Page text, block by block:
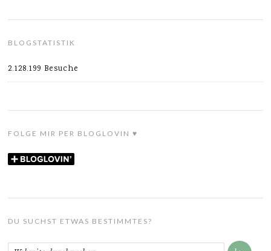
BLOGSTATISTIK
2.128.199 Besuche
FOLGE MIR PER BLOGLOVIN ♥
DU SUCHST ETWAS BESTIMMTES?